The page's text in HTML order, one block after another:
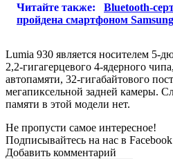
Читайте также:
Bluetooth-
пройдена смартфоном
Lumia 930 является носителем 5-
2,2-гигагерцевого 4-ядерного
автопамяти, 32-гигабайтового
мегапиксельной задней камеры.
памяти в этой модели нет.
Не пропусти самое интересное!
Подписывайтесь на нас в Facebook
Добавить комментарий